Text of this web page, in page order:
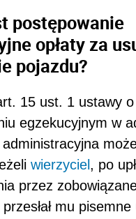
postępowanie
opłaty za
pojazdu?
15 ust. 1 ustawy o
egzekucyjnym w
wierzyciel , po
przez
mu